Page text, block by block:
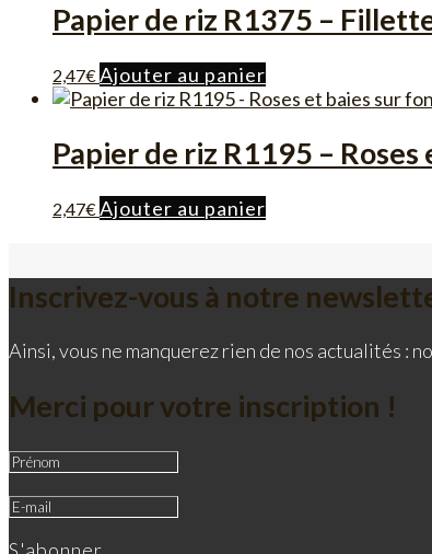
Papier de riz R1375 –
2,47€ Ajouter au panier
Papier de riz R1195 –
2,47€ Ajouter au panier
Inscrivez-vous à notre
Ainsi, vous ne manquerez rien de nos actualités :
Merci pour votre inscription !